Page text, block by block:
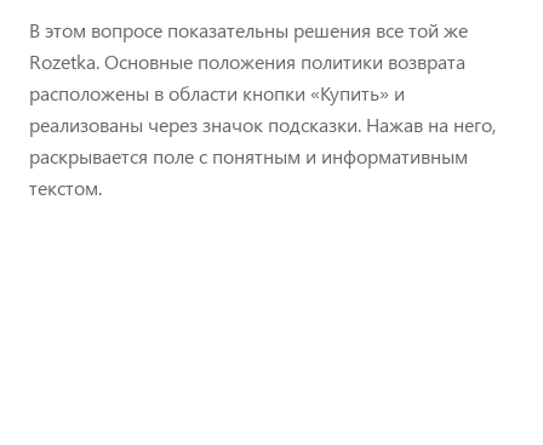
В этом вопросе показательны решения все той же
Rozetka. Основные положения политики возврата
расположены в области кнопки «Купить» и
реализованы через значок подсказки. Нажав на него,
раскрывается поле с понятным и информативным
текстом.